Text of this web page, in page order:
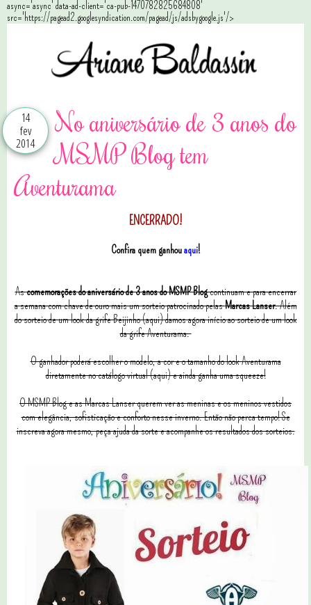
async='async' data-ad-client='ca-pub-1470782825684808'
src='https://pagead2.googlesyndication.com/pagead/js/adsbygoogle.js'/>
14
fev
2014
No aniversário de 3 anos do
MSMP Blog tem
Aventurama
ENCERRADO!
Confira quem ganhouaqui!
Ascomemorações do aniversário de 3 anos do MSMP Blogcontinuam e para encerrar
a semana com chave de ouro mais um sorteio patrocinado pelasMarcas Lanser. Além
do sorteio de um look da grife Beijinho (aqui) damos agora início ao sorteio de um look
da grife Aventurama.
O ganhador poderá escolher o modelo, a cor e o tamanho do look Aventurama
diretamente no catálogo virtual (aqui) e ainda ganha uma squeeze!
O MSMP Blog e as Marcas Lanser querem ver as meninas e os meninos vestidos
com elegância, sofisticação e conforto nesse inverno. Então não perca tempo! Se
inscreva agora mesmo, peça ajuda da sorte e acompanhe os resultados dos sorteios.